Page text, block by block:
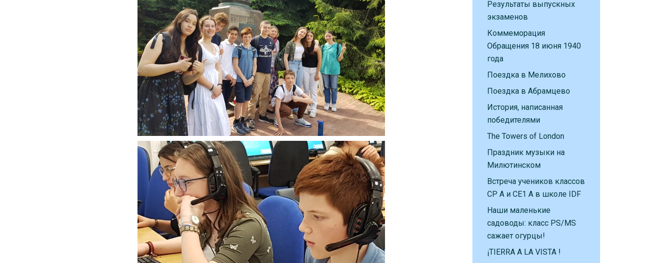
Результаты выпускных
экзаменов
Коммеморация
Обращения 18 июня 1940
года
Поездка в Мелихово
Поездка в Абрамцево
История, написанная
победителями
The Towers of London
Праздник музыки на
Милютинском
Встреча учеников классов
CP A и CE1 A в школе IDF
Наши маленькие
садоводы: класс PS/MS
сажает огурцы!
¡TIERRA A LA VISTA !